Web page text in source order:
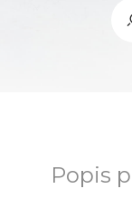
Popis